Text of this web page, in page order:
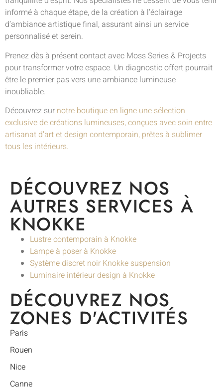
informé à chaque étape, de la création à l’éclairage
d’ambiance artistique final, assurant ainsi un service
personnalisé et serein.
Prenez dès à présent contact avec Moss Series & Projects
pour transformer votre espace. Un diagnostic offert pourrait
être le premier pas vers une ambiance lumineuse
inoubliable.
Découvrez sur notre boutique en ligne une sélection
exclusive de créations lumineuses, conçues avec soin entre
artisanat d’art et design contemporain, prêtes à sublimer
tous les intérieurs.
DÉCOUVREZ NOS
AUTRES SERVICES À
KNOKKE
Lustre contemporain à Knokke
Lampe à poser à Knokke
Système discret noir Knokke suspension
Luminaire intérieur design à Knokke
DÉCOUVREZ NOS
ZONES D'ACTIVITÉS
Paris
Rouen
Nice
Canne